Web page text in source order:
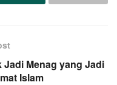
Jadi Menag yang Jadi
Islam